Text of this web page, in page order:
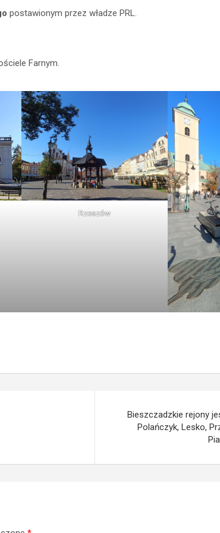
postawionym przez władze PRL.
Farnym.
Rzeszów
Bieszczadzkie rejony
Polańczyk, Lesko,